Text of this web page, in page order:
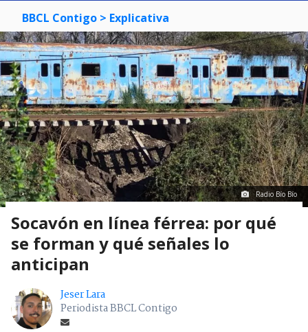
BBCL Contigo > Explicativa
Radio Bío Bío
Socavón en línea férrea: por qué
se forman y qué señales lo
anticipan
Jeser Lara
Periodista BBCL Contigo